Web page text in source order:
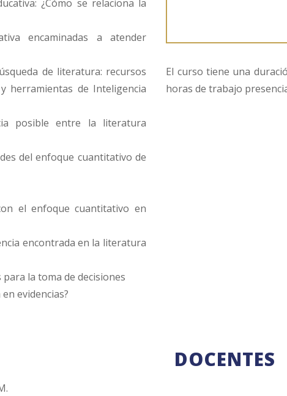
¿Cómo se relaciona la
encaminadas a atender
de literatura: recursos
herramientas de Inteligencia
posible entre la literatura
del enfoque cuantitativo de
el enfoque cuantitativo en
encontrada en la literatura
para la toma de decisiones
evidencias?
El curso tiene una
horas de trabajo
DOCENTES